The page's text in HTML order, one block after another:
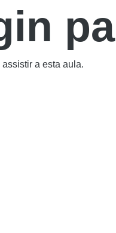
a esta aula.